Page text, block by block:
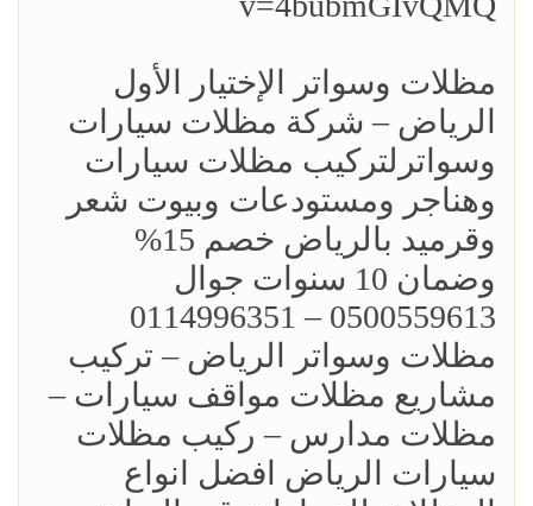
مظلات وسواتر الإختيار الأول
الرياض – شركة مظلات سيارات
وسواترلتركيب مظلات سيارات
وهناجر ومستودعات وبيوت شعر
وقرميد بالرياض خصم 15%
‏وضمان 10 سنوات جوال
0500559613 – 0114996351‎
مظلات وسواتر الرياض – تركيب
مشاريع مظلات مواقف سيارات –
مظلات مدارس – ركيب مظلات
سيارات الرياض افضل انواع